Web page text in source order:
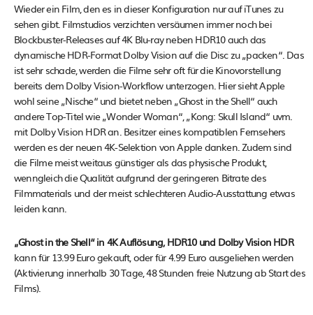
Wieder ein Film, den es in dieser Konfiguration nur auf iTunes zu
sehen gibt. Filmstudios verzichten versäumen immer noch bei
Blockbuster-Releases auf 4K Blu-ray neben HDR10 auch das
dynamische HDR-Format Dolby Vision auf die Disc zu „packen“. Das
ist sehr schade, werden die Filme sehr oft für die Kinovorstellung
bereits dem Dolby Vision-Workflow unterzogen. Hier sieht Apple
wohl seine „Nische“ und bietet neben „Ghost in the Shell“ auch
andere Top-Titel wie „Wonder Woman“, „Kong: Skull Island“ uvm.
mit Dolby Vision HDR an. Besitzer eines kompatiblen Fernsehers
werden es der neuen 4K-Selektion von Apple danken. Zudem sind
die Filme meist weitaus günstiger als das physische Produkt,
wenngleich die Qualität aufgrund der geringeren Bitrate des
Filmmaterials und der meist schlechteren Audio-Ausstattung etwas
leiden kann.
„Ghost in the Shell“ in 4K Auflösung, HDR10 und Dolby Vision HDR
kann für 13.99 Euro gekauft, oder für 4.99 Euro ausgeliehen werden
(Aktivierung innerhalb 30 Tage, 48 Stunden freie Nutzung ab Start des
Films).